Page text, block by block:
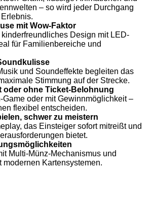
– so wird jeder Durchgang
mit Wow-Faktor
kinderfreundliches Design mit LED-
für Familienbereiche und
und Soundeffekte begleiten das
Stimmung auf der Strecke.
oder ohne Ticket-Belohnung
Game oder mit Gewinnmöglichkeit –
flexibel entscheiden.
schwer zu meistern
das Einsteiger sofort mitreißt und
bietet.
Multi-Münz-Mechanismus und
modernen Kartensystemen.